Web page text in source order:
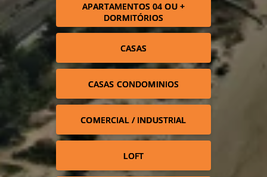
APARTAMENTOS 04 OU +
DORMITÓRIOS
CASAS
CASAS CONDOMINIOS
COMERCIAL / INDUSTRIAL
LOFT